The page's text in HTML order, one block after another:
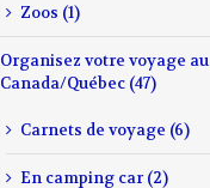
Zoos (1)
Organisez votre voyage au
Canada/Québec (47)
Carnets de voyage (6)
En camping car (2)